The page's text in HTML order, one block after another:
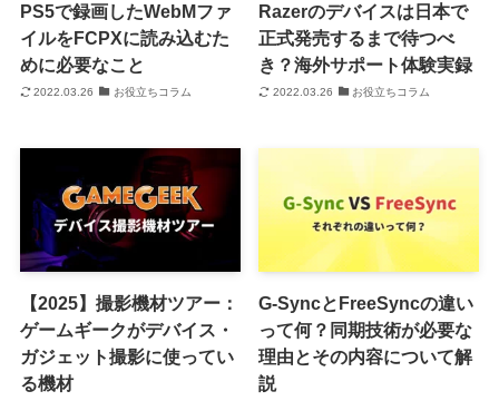
PS5で録画したWebMファ
イルをFCPXに読み込むた
めに必要なこと
2022.03.26 お役立ちコラム
Razerのデバイスは日本で
正式発売するまで待つべ
き？海外サポート体験実録
2022.03.26 お役立ちコラム
【2025】撮影機材ツアー：
ゲームギークがデバイス・
ガジェット撮影に使ってい
る機材
G-SyncとFreeSyncの違い
って何？同期技術が必要な
理由とその内容について解
説